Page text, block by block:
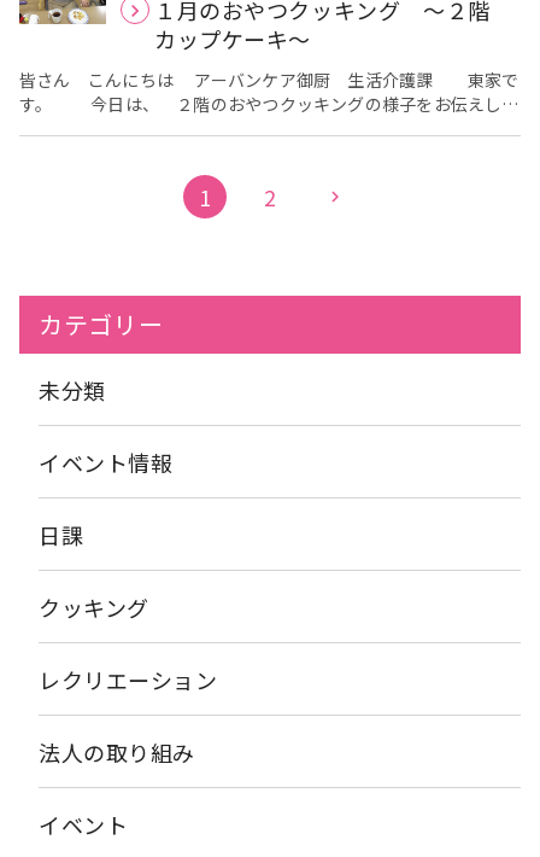
の？」と、恵方を向かれたり、 「喋ったらあかんらしいよ」と、
願い事をしながら召し上がられたりと、 季節の行事を楽しんでお
１月のおやつクッキング ～２階
カップケーキ～
皆さん こんにちは アーバンケア御厨 生活介護課 東家で
す。 今日は、 ２階のおやつクッキングの様子をお伝えしま
く作られていました。 昔は良く作られていたそうです。
完成したカップケーキの試食タイムです。 甘いもの
は皆様 大好きです。 満足されている 様子 美味しいと何回も
1 2 chevron_right
カテゴリー
未分類
イベント情報
日課
クッキング
レクリエーション
法人の取り組み
イベント